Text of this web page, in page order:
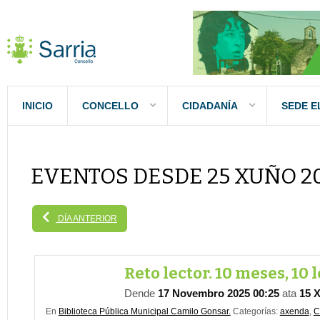
INICIO CONCELLO CIDADANÍA SEDE
EVENTOS DESDE 25 XUÑO
DÍA ANTERIOR
Reto lector. 10 meses, 10
Dende 17 Novembro 2025 00:25 ata 15
En Biblioteca Pública Municipal Camilo Gonsar. Categorías: axenda,